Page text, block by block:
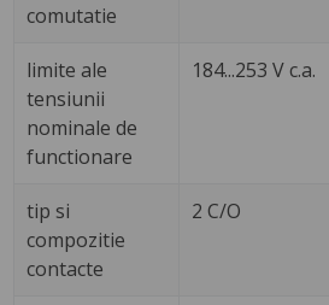
comutatie
limite ale
tensiunii
nominale de
functionare
184...253 V c.a.
tip si
compozitie
contacte
2 C/O